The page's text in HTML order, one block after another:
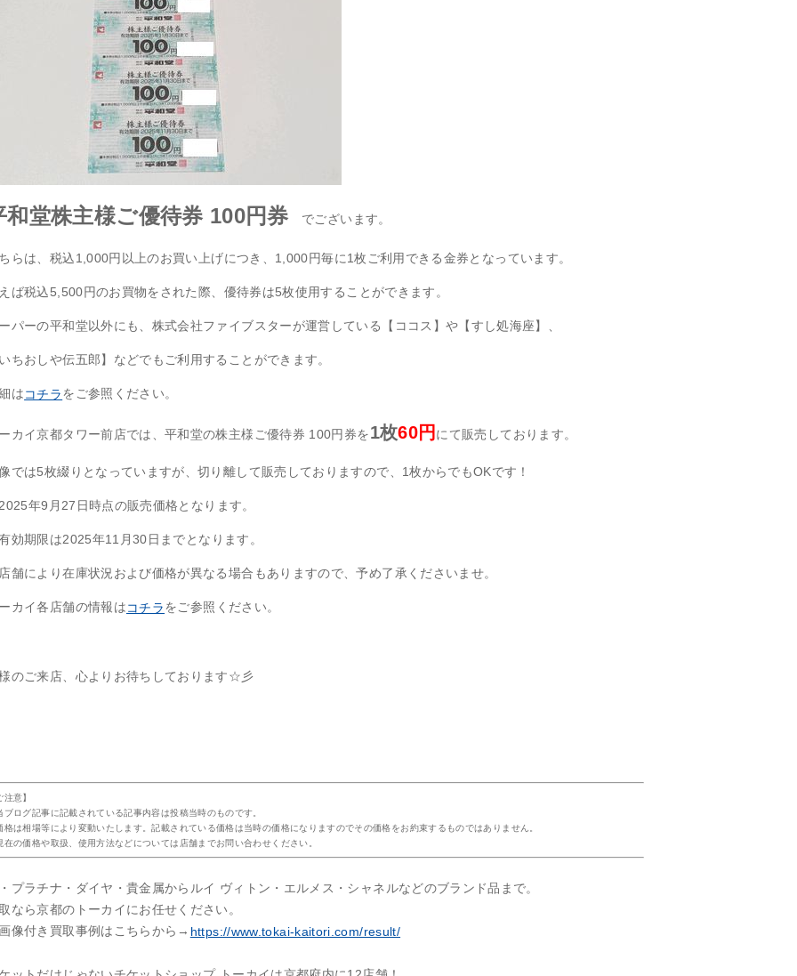
和堂株主様ご優待券 100円券 でございます。
らは、税込1,000円以上のお買い上げにつき、1,000円毎に1枚ご利用できる金券となっています。
ば税込5,500円のお買物をされた際、優待券は5枚使用することができます。
パーの平和堂以外にも、株式会社ファイブスターが運営している【ココス】や【すし処海座】、
ちおしや伝五郎】などでもご利用することができます。
はコチラをご参照ください。
カイ京都タワー前店では、平和堂の株主様ご優待券 100円券を1枚60円 にて販売しております。
では5枚綴りとなっていますが、切り離して販売しておりますので、1枚からでもOKです！
年9月27日時点の販売価格となります。
効期限は2025年11月30日までとなります。
舗により在庫状況および価格が異なる場合もありますので、予め了承くださいませ。
カイ各店舗の情報はコチラをご参照ください。
のご来店、心よりお待ちしております☆彡
注意】
ログ記事に記載されている記事内容は投稿当時のものです。
は相場等により変動いたします。記載されている価格は当時の価格になりますのでその価格をお約束するものではありません。
の価格や取扱、使用方法などについては店舗までお問い合わせください。
プラチナ・ダイヤ・貴金属からルイ ヴィトン・エルメス・シャネルなどのブランド品まで。
なら京都のトーカイにお任せください。
像付き買取事例はこちらから→ https://www.tokai-kaitori.com/result/